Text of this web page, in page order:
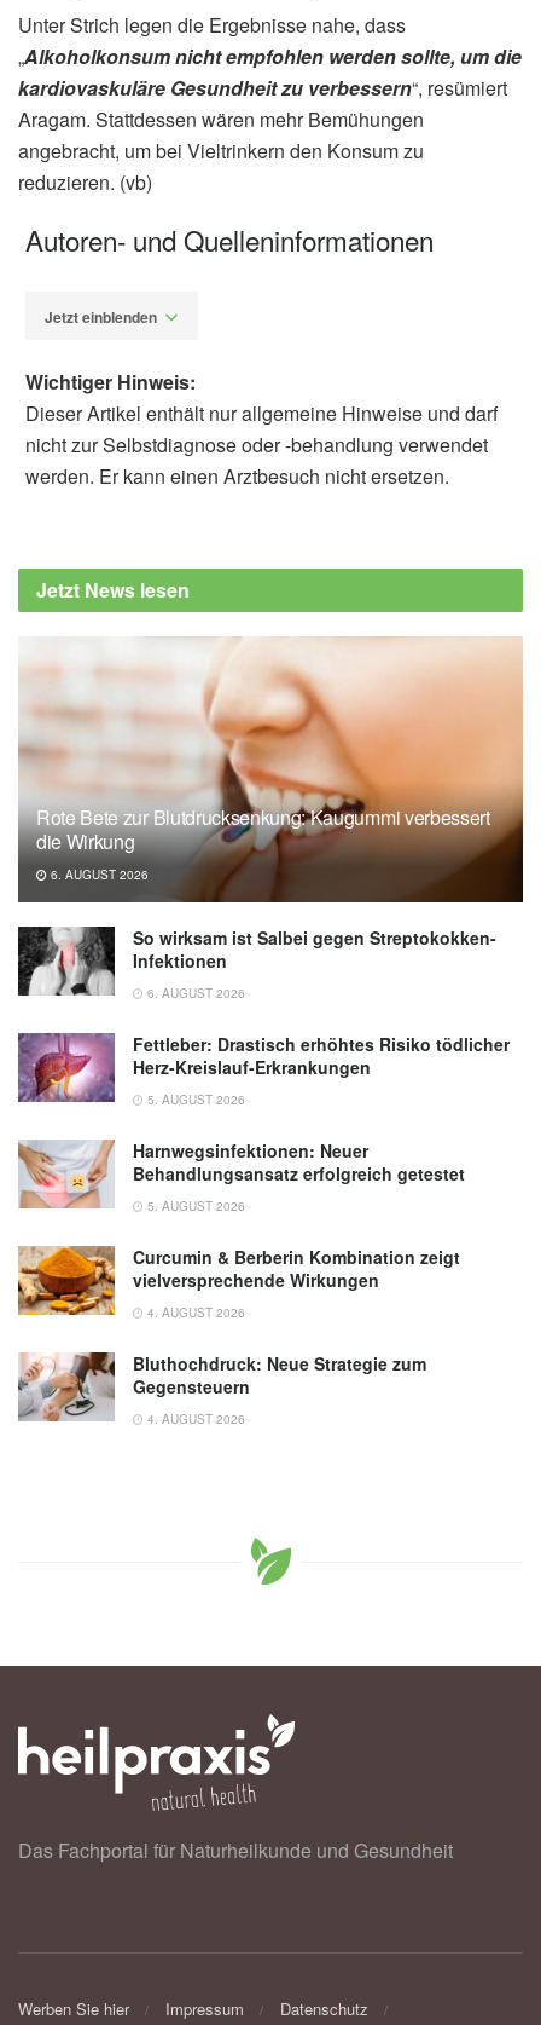
Unter Strich legen die Ergebnisse nahe, dass
„Alkoholkonsum nicht empfohlen werden sollte, um die
kardiovaskuläre Gesundheit zu verbessern“, resümiert
Aragam. Stattdessen wären mehr Bemühungen
angebracht, um bei Vieltrinkern den Konsum zu
reduzieren. (vb)
Autoren- und Quelleninformationen
Jetzt einblenden
Haas, et al.: Association of Habitual Alcohol
Intake With Risk of Cardiovascular Disease;
jamanetwork.com
Massachusetts General Hospital: Large study
challenges the theory that light alcohol
consumption benefits heart health
(veröffentlicht: 25.03.2022), massgeneral.org
Wichtiger Hinweis:
Dieser Artikel enthält nur allgemeine Hinweise und darf
nicht zur Selbstdiagnose oder -behandlung verwendet
werden. Er kann einen Arztbesuch nicht ersetzen.
Jetzt News lesen
Rote Bete zur Blutdrucksenkung: Kaugummi verbessert
die Wirkung
6. AUGUST 2026
So wirksam ist Salbei gegen Streptokokken-
Infektionen
6. AUGUST 2026
Fettleber: Drastisch erhöhtes Risiko tödlicher
Herz-Kreislauf-Erkrankungen
5. AUGUST 2026
Harnwegsinfektionen: Neuer
Behandlungsansatz erfolgreich getestet
5. AUGUST 2026
Curcumin & Berberin Kombination zeigt
vielversprechende Wirkungen
4. AUGUST 2026
Bluthochdruck: Neue Strategie zum
Gegensteuern
4. AUGUST 2026
Das Fachportal für Naturheilkunde und Gesundheit
Werben Sie hier Impressum
Datenschutz